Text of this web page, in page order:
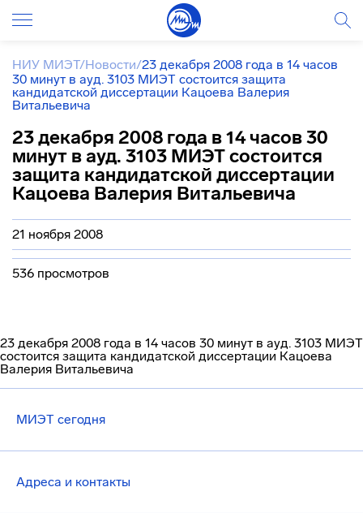
НИУ МИЭТ/Новости/23 декабря 2008 года в 14 часов
30 минут в ауд. 3103 МИЭТ состоится защита
кандидатской диссертации Кацоева Валерия
Витальевича
23 декабря 2008 года в 14 часов 30
минут в ауд. 3103 МИЭТ состоится
защита кандидатской диссертации
Кацоева Валерия Витальевича
21 ноября 2008
536 просмотров
23 декабря 2008 года в 14 часов 30 минут в ауд. 3103 МИЭТ
состоится защита кандидатской диссертации Кацоева
Валерия Витальевича
МИЭТ сегодня
Адреса и контакты